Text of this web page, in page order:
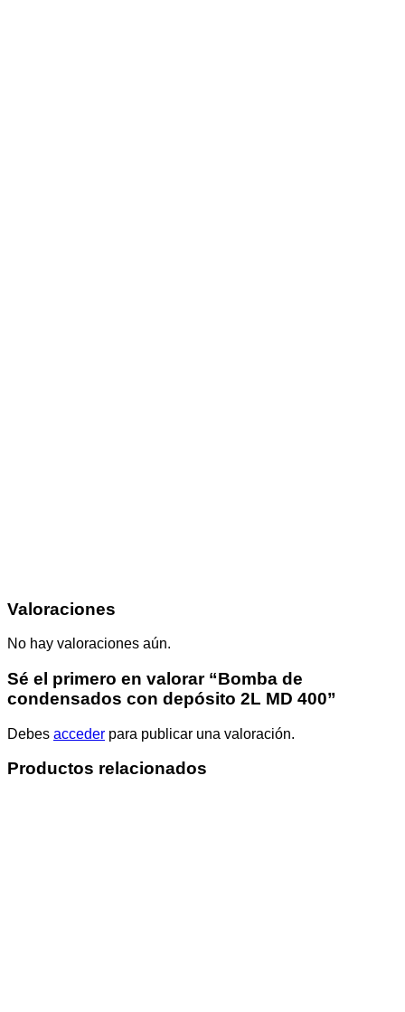
Valoraciones
No hay valoraciones aún.
Sé el primero en valorar “Bomba de
condensados con depósito 2L MD 400”
Debes acceder para publicar una valoración.
Productos relacionados